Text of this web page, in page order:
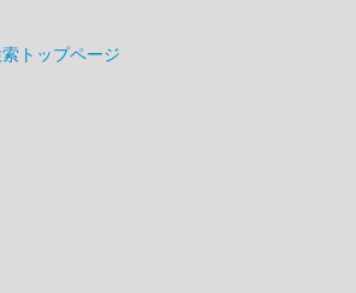
トップページ